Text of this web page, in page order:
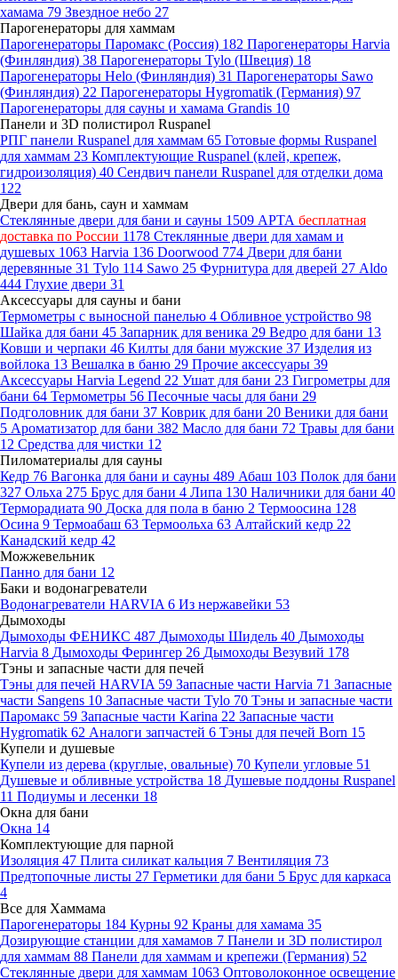
хамама 79 Звездное небо 27
Парогенераторы для хаммам
Парогенераторы Паромакс (Россия) 182 Парогенераторы Harvia
(Финляндия) 38 Парогенераторы Tylo (Швеция) 18
Парогенераторы Helo (Финляндия) 31 Парогенераторы Sawo
(Финляндия) 22 Парогенераторы Hygromatik (Германия) 97
Парогенераторы для сауны и хамама Grandis 10
Панели и 3D полистирол Ruspanel
РПГ панели Ruspanel для хаммам 65 Готовые формы Ruspanel
для хаммам 23 Комплектующие Ruspanel (клей, крепеж,
гидроизоляция) 40 Сендвич панели Ruspanel для отделки дома
122
Двери для бань, саун и хаммам
Стеклянные двери для бани и сауны 1509 АРТА бесплатная
доставка по России 1178 Стеклянные двери для хамам и
душевых 1063 Harvia 136 Doorwood 774 Двери для бани
деревянные 31 Tylo 114 Sawo 25 Фурнитура для дверей 27 Aldo
444 Глухие двери 31
Аксессуары для сауны и бани
Термометры с выносной панелью 4 Обливное устройство 98
Шайка для бани 45 Запарник для веника 29 Ведро для бани 13
Ковши и черпаки 46 Килты для бани мужские 37 Изделия из
войлока 13 Вешалка в баню 29 Прочие аксессуары 39
Аксессуары Harvia Legend 22 Ушат для бани 23 Гигрометры для
бани 64 Термометры 56 Песочные часы для бани 29
Подголовник для бани 37 Коврик для бани 20 Веники для бани
5 Ароматизатор для бани 382 Масло для бани 72 Травы для бани
12 Средства для чистки 12
Пиломатериалы для сауны
Кедр 76 Вагонка для бани и сауны 489 Абаш 103 Полок для бани
327 Ольха 275 Брус для бани 4 Липа 130 Наличники для бани 40
Терморадиата 90 Доска для пола в баню 2 Термоосина 128
Осина 9 Термоабаш 63 Термоольха 63 Алтайский кедр 22
Канадский кедр 42
Можжевельник
Панно для бани 12
Баки и водонагреватели
Водонагреватели HARVIA 6 Из нержавейки 53
Дымоходы
Дымоходы ФЕНИКС 487 Дымоходы Шидель 40 Дымоходы
Harvia 8 Дымоходы Ферингер 26 Дымоходы Везувий 178
Тэны и запасные части для печей
Тэны для печей HARVIA 59 Запасные части Harvia 71 Запасные
части Sangens 10 Запасные части Tylo 70 Тэны и запасные части
Паромакс 59 Запасные части Karina 22 Запасные части
Hygromatik 62 Аналоги запчастей 6 Тэны для печей Born 15
Купели и душевые
Купели из дерева (круглые, овальные) 70 Купели угловые 51
Душевые и обливные устройства 18 Душевые поддоны Ruspanel
11 Подиумы и лесенки 18
Окна для бани
Окна 14
Комплектующие для парной
Изоляция 47 Плита силикат кальция 7 Вентиляция 73
Предтопочные листы 27 Герметики для бани 5 Брус для каркаса
4
Все для Хаммама
Парогенераторы 184 Курны 92 Краны для хамама 35
Дозирующие станции для хамамов 7 Панели и 3D полистирол
для хаммам 88 Панели для хаммам и крепежи (Германия) 52
Стеклянные двери для хаммам 1063 Оптоволоконное освещение